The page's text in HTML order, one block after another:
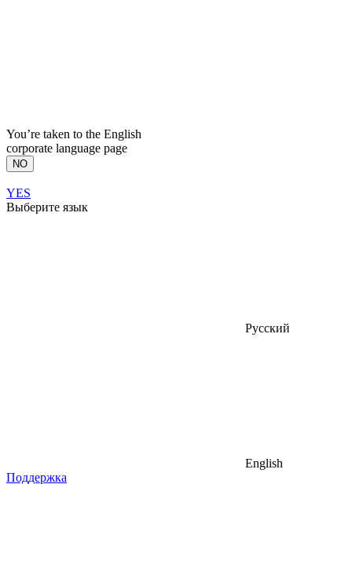
You’re taken to the English
corporate language page
NO
YES
Выберите язык
Русский
English
Поддержка